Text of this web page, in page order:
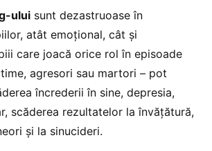
ului sunt dezastruoase în
atât emoţional, cât şi
care joacă orice rol în episoade
agresori sau martori – pot
încrederii în sine, depresia,
scăderea rezultatelor la învățătură,
şi la sinucideri.